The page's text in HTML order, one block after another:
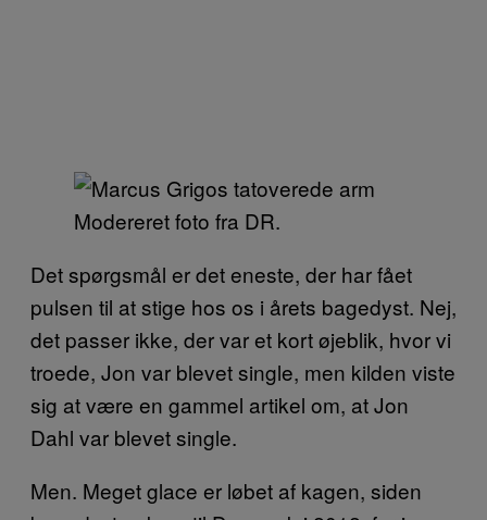
Modereret foto fra DR.
Det spørgsmål er det eneste, der har fået
pulsen til at stige hos os i årets bagedyst. Nej,
det passer ikke, der var et kort øjeblik, hvor vi
troede, Jon var blevet single, men kilden viste
sig at være en gammel artikel om, at Jon
Dahl var blevet single.
Men. Meget glace er løbet af kagen, siden